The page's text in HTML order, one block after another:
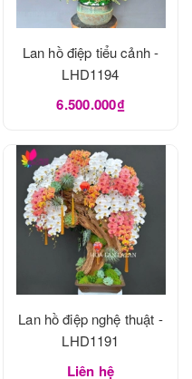
Lan hồ điệp tiểu cảnh -
LHD1194
6.500.000₫
Lan hồ điệp nghệ thuật -
LHD1191
Liên hệ